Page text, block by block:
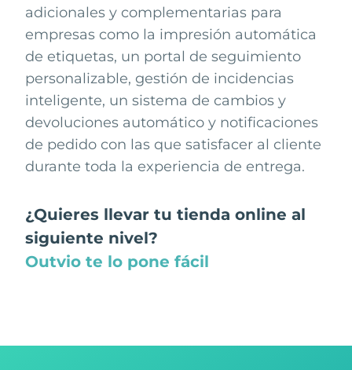
adicionales y complementarias para
empresas como la impresión automática
de etiquetas, un portal de seguimiento
personalizable, gestión de incidencias
inteligente, un sistema de cambios y
devoluciones automático y notificaciones
de pedido con las que satisfacer al cliente
durante toda la experiencia de entrega.
¿Quieres llevar tu tienda online al
siguiente nivel?
Outvio te lo pone fácil